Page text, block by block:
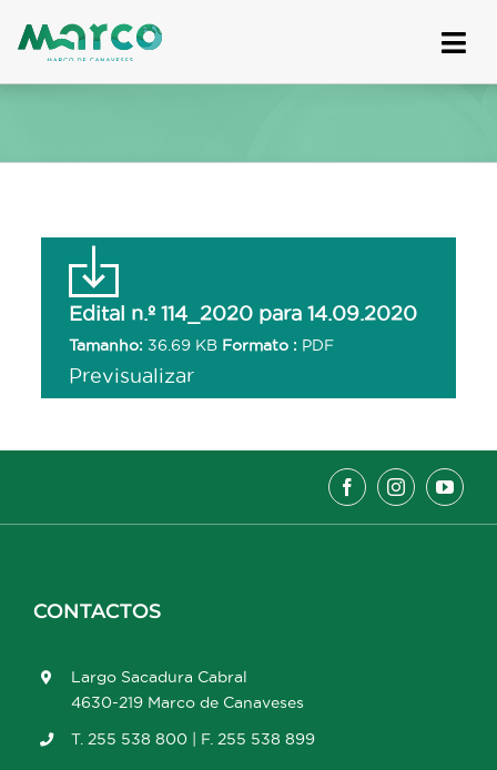
to
Edital n.º 114_2020 para 14.09.2020
Tamanho: 36.69 KB Formato : PDF
Previsualizar
CONTACTOS
Largo Sacadura Cabral
4630-219 Marco de Canaveses
T. 255 538 800 | F. 255 538 899